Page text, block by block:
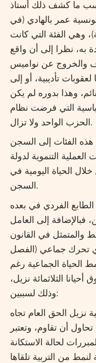
ما كشف ذلك أستاذ
عمر بالهادي (في
وهي الفئة التي كانت
به، نظرا إلى أن واقع
والخروج عن نواميس
تأديبية، أو إلى
وهذا بدوره لم يكن
التي فرضت نظام
الحزب الواحد ولا تزال.
الفئات إلى السجن
التنموية لدولة
الحياة اليومية في
السجن.
الطابع الفردي في بعده
فبالإضافة إلى العامل
والمتمثل في القانون
تحرك جماعي (الفصل
الحياة الجماعية رغم
الثلاثمائة نزيل،
وذلك لسببين:
نزيل الحق العام تجاه
أن تقاوم، وتعتبر
لحالة الاستكانة
من التربية تلقاها